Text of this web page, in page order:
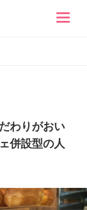
わりがおい
併設型の人